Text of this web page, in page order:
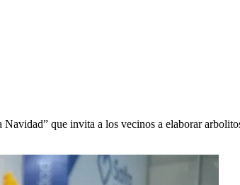
que invita a los vecinos a elaborar